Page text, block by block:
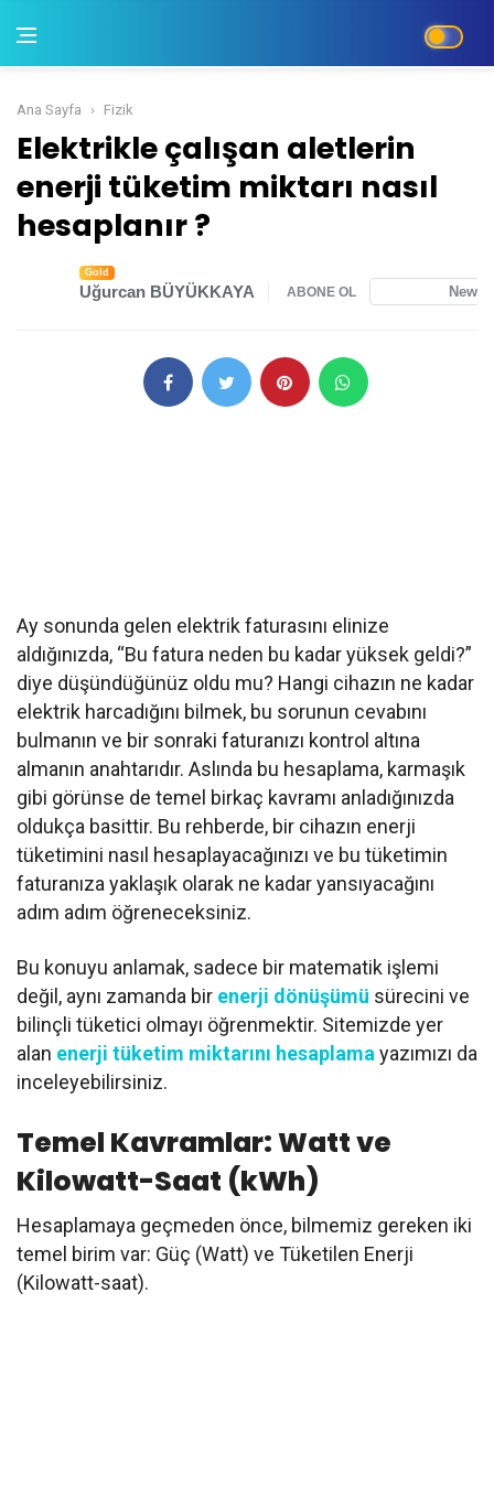
Ana Sayfa Fizik
Elektrikle çalışan aletlerin
enerji tüketim miktarı nasıl
hesaplanır ?
Gold
Uğurcan BÜYÜKKAYA ABONE OL News
Ay sonunda gelen elektrik faturasını elinize
aldığınızda, “Bu fatura neden bu kadar yüksek geldi?”
diye düşündüğünüz oldu mu? Hangi cihazın ne kadar
elektrik harcadığını bilmek, bu sorunun cevabını
bulmanın ve bir sonraki faturanızı kontrol altına
almanın anahtarıdır. Aslında bu hesaplama, karmaşık
gibi görünse de temel birkaç kavramı anladığınızda
oldukça basittir. Bu rehberde, bir cihazın enerji
tüketimini nasıl hesaplayacağınızı ve bu tüketimin
faturanıza yaklaşık olarak ne kadar yansıyacağını
adım adım öğreneceksiniz.
Bu konuyu anlamak, sadece bir matematik işlemi
değil, aynı zamanda bir enerji dönüşümü sürecini ve
bilinçli tüketici olmayı öğrenmektir. Sitemizde yer
alan enerji tüketim miktarını hesaplama yazımızı da
inceleyebilirsiniz.
Temel Kavramlar: Watt ve
Kilowatt-Saat (kWh)
Hesaplamaya geçmeden önce, bilmemiz gereken iki
temel birim var: Güç (Watt) ve Tüketilen Enerji
(Kilowatt-saat).